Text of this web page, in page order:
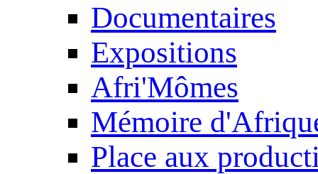
Documentaires
Expositions
Afri'Mômes
Mémoire
Place aux